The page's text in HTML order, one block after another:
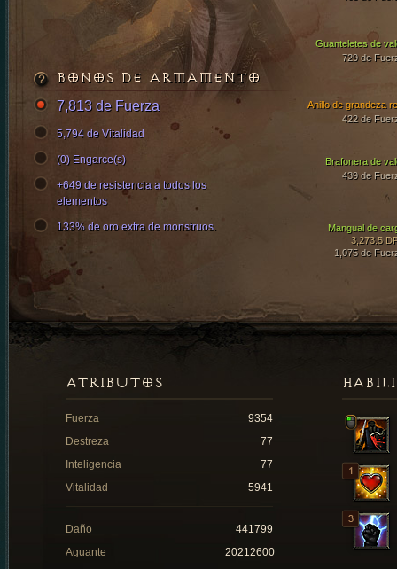
Guanteletes de
729 de
Brafonera de
439 de
Mangual de
3,273.5
1,075 de
Anillo de grandeza
422 de
BONOS DE ARMAMENTO
7,813 de Fuerza
5,794 de Vitalidad
(0) Engarce(s)
+649 de resistencia a todos los
elementos
133% de oro extra de monstruos.
ATRIBUTOS
Fuerza
9354
Destreza
77
Inteligencia
77
Vitalidad
5941
Daño
441799
Aguante
20212600